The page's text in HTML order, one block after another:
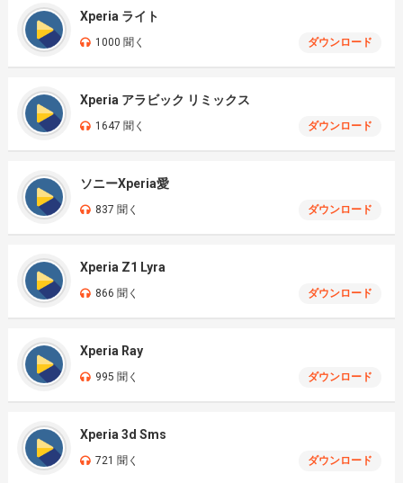
Xperia ライト
1000 聞く ダウンロード
Xperia アラビック リミックス
1647 聞く ダウンロード
ソニーXperia愛
837 聞く ダウンロード
Xperia Z1 Lyra
866 聞く ダウンロード
Xperia Ray
995 聞く ダウンロード
Xperia 3d Sms
721 聞く ダウンロード